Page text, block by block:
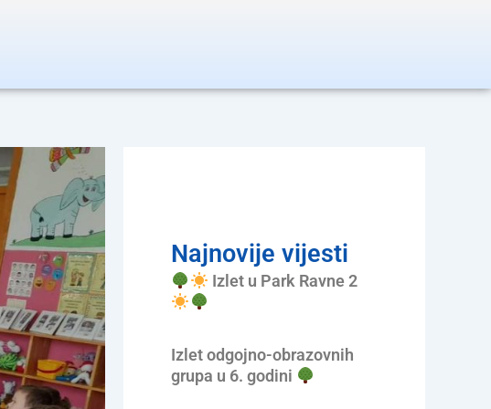
Najnovije vijesti
Izlet u Park Ravne 2
Izlet odgojno-obrazovnih
grupa u 6. godini